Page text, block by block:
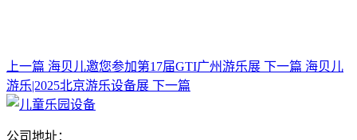
上一篇 海贝儿邀您参加第17届GTI广州游乐展 下一篇 海贝儿
游乐|2025北京游乐设备展 下一篇
公司地址：